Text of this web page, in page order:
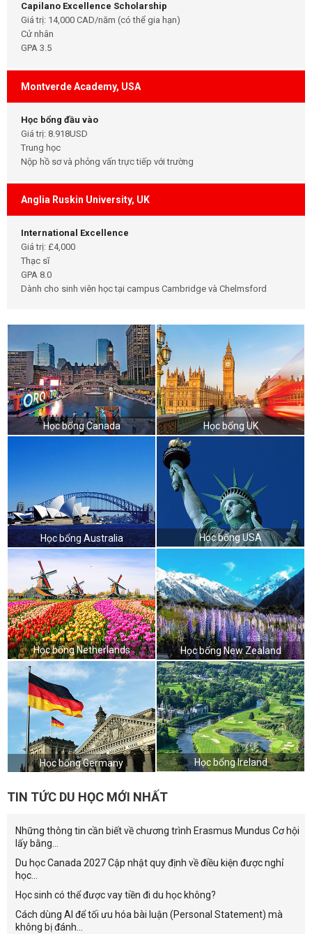
Capilano Excellence Scholarship
Giá trị: 14,000 CAD/năm (có thể gia hạn)
Cử nhân
GPA 3.5
Montverde Academy, USA
Học bổng đầu vào
Giá trị: 8.918USD
Trung học
Nộp hồ sơ và phỏng vấn trực tiếp với trường
Anglia Ruskin University, UK
International Excellence
Giá trị: £4,000
Thạc sĩ
GPA 8.0
Dành cho sinh viên học tại campus Cambridge và Chelmsford
Học bổng Canada Học bổng UK
Học bổng Australia Học bổng USA
Học bổng Netherlands Học bổng New Zealand
Học bổng Germany Học bổng Ireland
TIN TỨC DU HỌC MỚI NHẤT
Những thông tin cần biết về chương trình Erasmus Mundus Cơ hội
lấy bằng...
Du học Canada 2027 Cập nhật quy định về điều kiện được nghỉ
học...
Học sinh có thể được vay tiền đi du học không?
Cách dùng AI để tối ưu hóa bài luận (Personal Statement) mà
không bị đánh...